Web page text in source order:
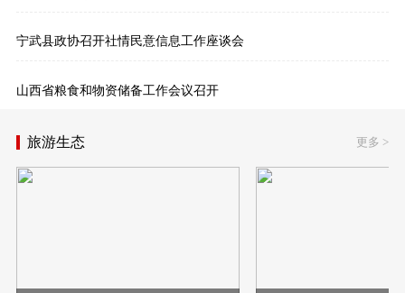
宁武县政协召开社情民意信息工作座谈会
山西省粮食和物资储备工作会议召开
旅游生态 更多 >